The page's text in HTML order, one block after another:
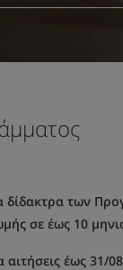
δίδακτρα των
σε έως 10
έως 31/